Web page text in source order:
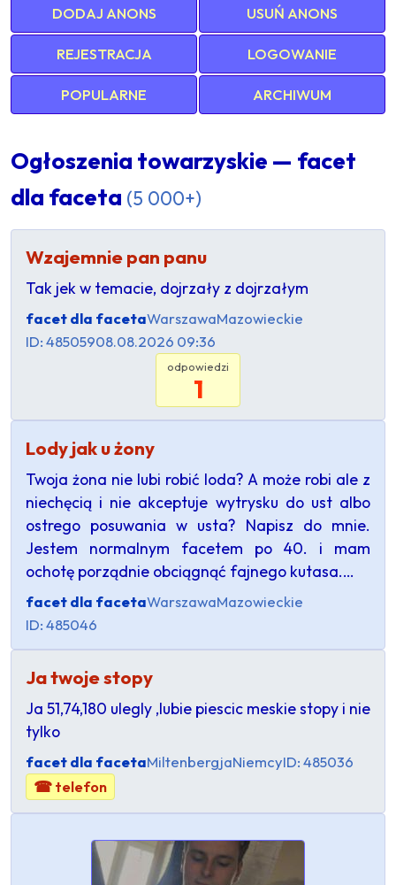
DODAJ ANONS USUŃ ANONS
REJESTRACJA LOGOWANIE
POPULARNE ARCHIWUM
Ogłoszenia towarzyskie — facet
dla faceta (5 000+)
Wzajemnie pan panu
Tak jek w temacie, dojrzały z dojrzałym
facet dla facetaWarszawaMazowieckie
ID: 48505908.08.2026 09:36
odpowiedzi
1
Lody jak u żony
Twoja żona nie lubi robić loda? A może robi ale z
niechęcią i nie akceptuje wytrysku do ust albo
ostrego posuwania w usta? Napisz do mnie.
Jestem normalnym facetem po 40. i mam
ochotę porządnie obciągnąć fajnego kutasa.…
facet dla facetaWarszawaMazowieckie
ID: 485046
Ja twoje stopy
Ja 51,74,180 ulegly ,lubie piescic meskie stopy i nie
tylko
facet dla facetaMiltenbergjaNiemcyID: 485036
☎ telefon